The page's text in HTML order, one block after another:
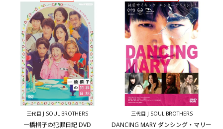
三代目 J SOUL BROTHERS
一橋桐子の犯罪日記 DVD
三代目 J SOUL BROTHERS
DANCING MARY ダンシング・マリー